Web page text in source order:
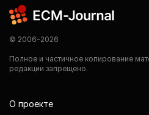
© 2006-2026
Полное и частичное копирование
редакции запрещено.
О проекте